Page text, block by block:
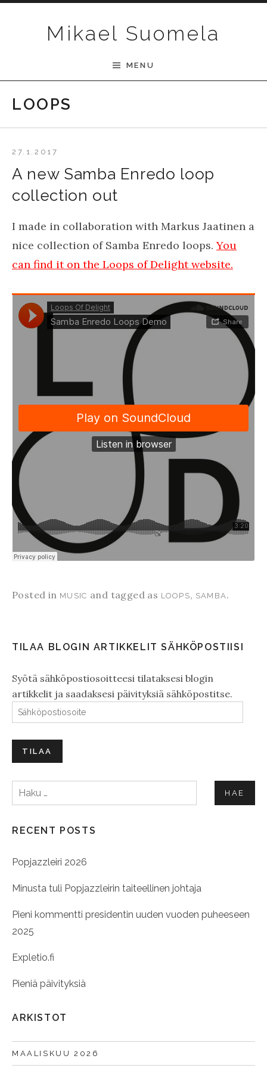
Mikael Suomela
MENU
LOOPS
A new Samba Enredo loop
collection out
27.1.2017
I made in collaboration with Markus Jaatinen a
nice collection of Samba Enredo loops.You
can find it on the Loops of Delight website.
Posted in MUSIC and tagged as LOOPS, SAMBA.
TILAA BLOGIN ARTIKKELIT SÄHKÖPOSTIISI
Syötä sähköpostiosoitteesi tilataksesi blogin
artikkelit ja saadaksesi päivityksiä sähköpostitse.
Sähköpostiosoite
TILAA
Haku:
RECENT POSTS
Popjazzleiri 2026
Minusta tuli Popjazzleirin taiteellinen johtaja
Pieni kommentti presidentin uuden vuoden puheeseen
2025
Expletio.fi
Pieniä päivityksiä
ARKISTOT
MAALISKUU 2026